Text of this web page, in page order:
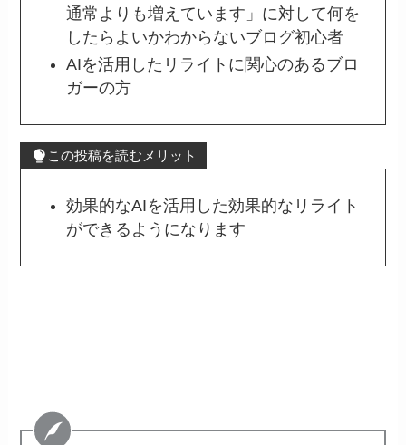
通常よりも増えています」に対して何を
したらよいかわからないブログ初心者
AIを活用したリライトに関心のあるブロ
ガーの方
この投稿を読むメリット
効果的なAIを活用した効果的なリライト
ができるようになります